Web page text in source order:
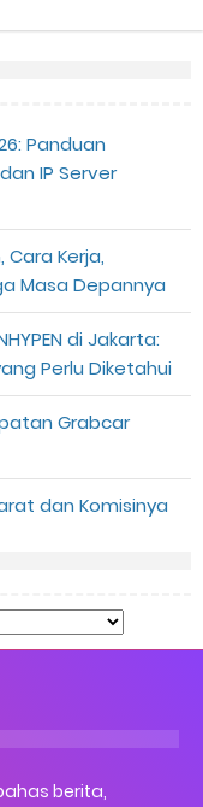
Panduan
IP Server
Kerja,
Masa Depannya
di Jakarta:
Perlu Diketahui
Grabcar
dan Komisinya
berita,